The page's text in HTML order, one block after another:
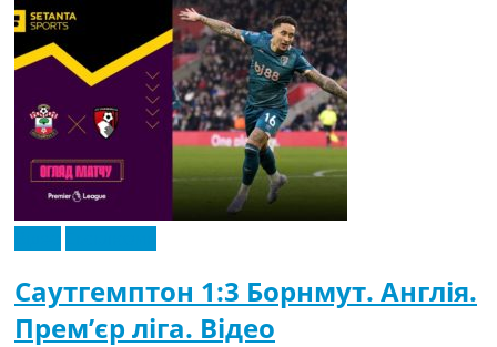
Саутгемптон 1:3 Борнмут. Англія.
Прем’єр ліга. Відео